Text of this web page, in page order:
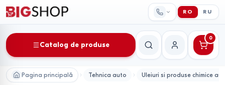
RO RU
Catalog de produse
CăutareContul meu
0
Pagina principală Tehnica auto Uleiuri si produse chimice